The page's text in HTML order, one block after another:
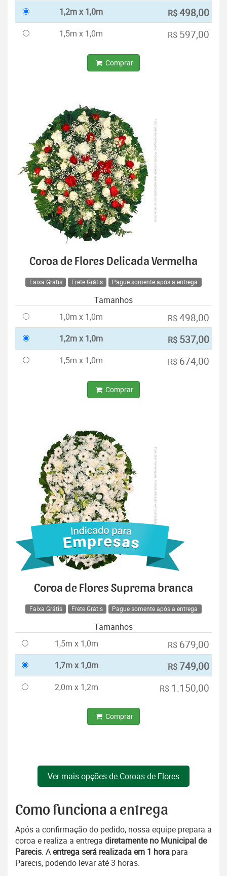
1,2m x 1,0m R$498,00
1,5m x 1,0m R$ 597,00
Comprar
Coroa de Flores Delicada Vermelha
Faixa Grátis Frete Grátis Pague somente após a entrega
Tamanhos
1,0m x 1,0m
R$ 498,00
1,2m x 1,0m R$ 537,00
1,5m x 1,0m R$ 674,00
Comprar
Coroa de Flores Suprema branca
Faixa Grátis Frete Grátis Pague somente após a entrega
Tamanhos
1,5m x 1,0m
R$ 679,00
1,7m x 1,0m R$749,00
2,0m x 1,2m R$ 1.150,00
Comprar
Ver mais opções de Coroas de Flores
Como funciona a entrega
Após a confirmação do pedido, nossa equipe prepara a
coroa e realiza a entrega diretamente no Municipal de
Parecis. Aentrega será realizada em 1 hora para
Parecis, podendo levar até 3 horas.